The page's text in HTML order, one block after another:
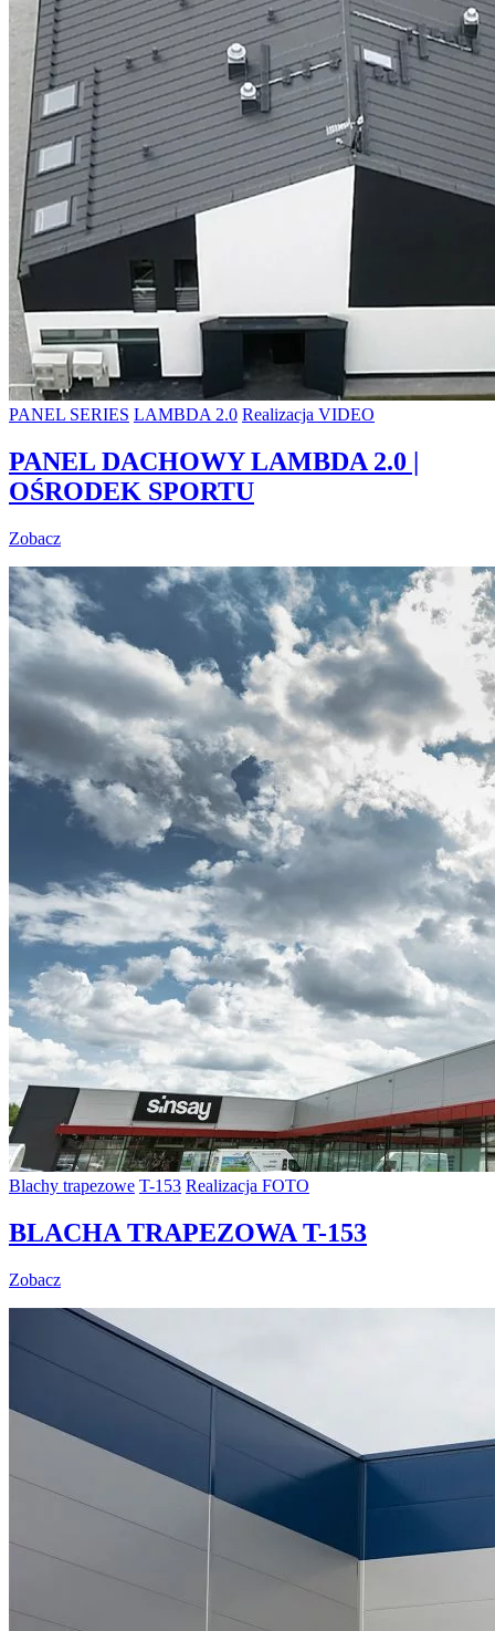
PANEL SERIES LAMBDA 2.0 Realizacja VIDEO
PANEL DACHOWY LAMBDA 2.0 |
OŚRODEK SPORTU
Zobacz
Blachy trapezowe T-153 Realizacja FOTO
BLACHA TRAPEZOWA T-153
Zobacz